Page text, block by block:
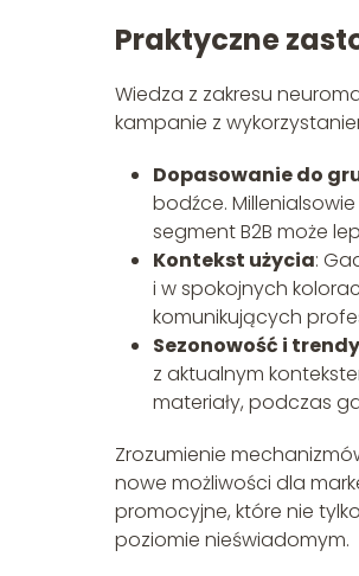
Praktyczne
Wiedza z zakresu
kampanie z
Dopasowanie do
bodźce.
segment B2B może
Kontekst użycia:
i w spokojnych
komunikujących
Sezonowość i trendy
z aktualnym
materiały, podczas
Zrozumienie
nowe możliwości dla
promocyjne, które nie
poziomie nieświadomym.